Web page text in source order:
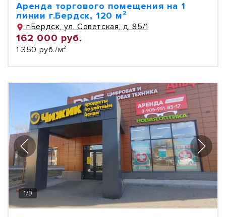
Аренда торгового помещения на 1
линии г.Бердск, 120 м²
г.Бердск, ул. Советская, д. 85/1
162 000 руб.
1 350 руб./м²
1/9